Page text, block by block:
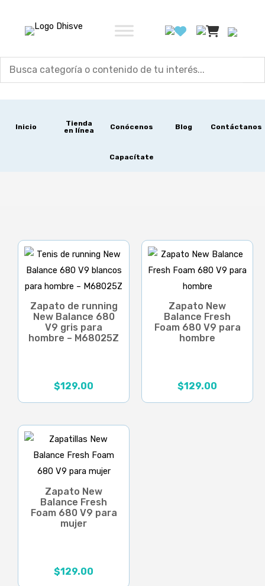
contenido
Inicio
Tienda
en línea
Conócenos Blog Contáctanos
Capacítate
Zapato de running
New Balance 680
V9 gris para
hombre – M68025Z
$129.00
Zapato New
Balance Fresh
Foam 680 V9 para
hombre
$129.00
Zapato New
Balance Fresh
Foam 680 V9 para
mujer
$129.00